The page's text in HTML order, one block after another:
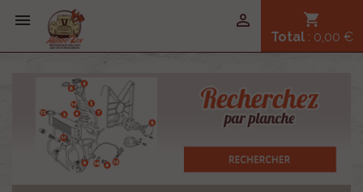
 shopping_cart
Total : 0,00 €
